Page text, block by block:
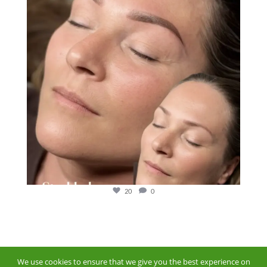
20 0
We use cookies to ensure that we give you the best experience on